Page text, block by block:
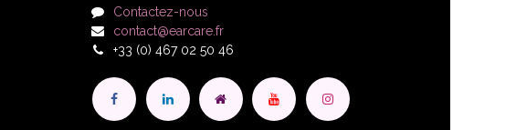
Contactez-nous
contact@earcare.fr
+33 (0) 467 02 50 46